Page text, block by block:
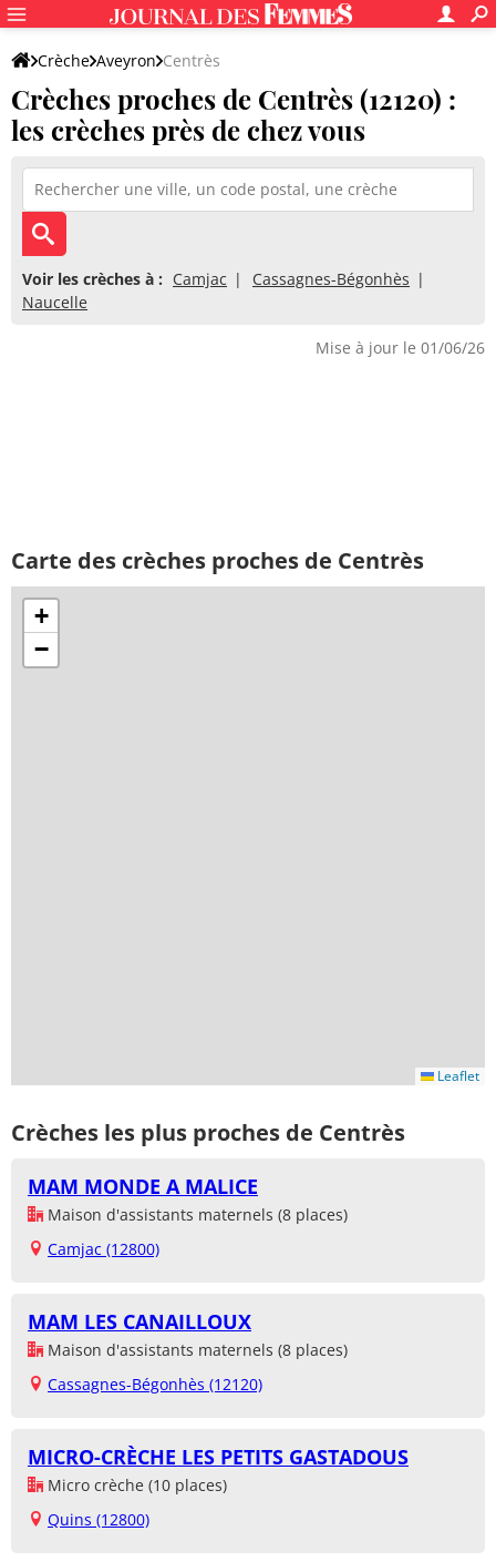
Crèche Aveyron Centrès
Crèches proches de Centrès (12120) :
les crèches près de chez vous
Voir les crèches à : Camjac
Cassagnes-Bégonhès
Naucelle
Mise à jour le 01/06/26
Carte des crèches proches de Centrès
+
−
Leaflet
Crèches les plus proches de Centrès
MAM MONDE A MALICE
Maison d'assistants maternels (8 places)
Camjac (12800)
MAM LES CANAILLOUX
Maison d'assistants maternels (8 places)
Cassagnes-Bégonhès (12120)
MICRO-CRÈCHE LES PETITS GASTADOUS
Micro crèche (10 places)
Quins (12800)